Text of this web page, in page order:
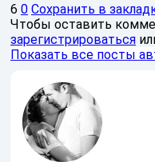
6 0 Сохранить в
Чтобы оставить
зарегистрироваться
Показать все посты